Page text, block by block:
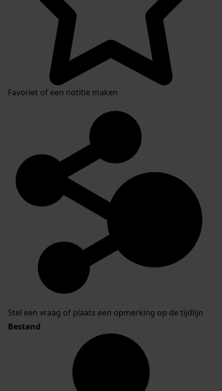
Favoriet of een notitie maken
Stel een vraag of plaats een opmerking op de tijdlijn
Bestand